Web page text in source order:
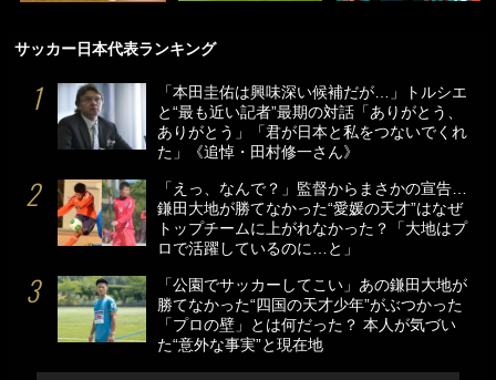
サッカー日本代表ランキング
「本田圭佑は興味深い候補だが…」トルシエ
と“最も近い記者”最期の対話「ありがとう、
ありがとう」「君が日本と私をつないでくれ
た」《追悼・田村修一さん》
「えっ、なんで？」監督からまさかの宣告…
鎌田大地が勝てなかった“愛媛の天才”はなぜ
トップチームに上がれなかった？「大地はプ
ロで活躍しているのに…と」
「公園でサッカーしてこい」あの鎌田大地が
勝てなかった“四国の天才少年”がぶつかった
「プロの壁」とは何だった？ 本人が気づい
た“意外な事実”と現在地